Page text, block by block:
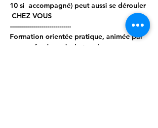
10 si  accompagné) peut aussi se dérouler
CHEZ VOUS
-------------------------------
Formation orientée pratique, animée par
nos professionnels de terrain.